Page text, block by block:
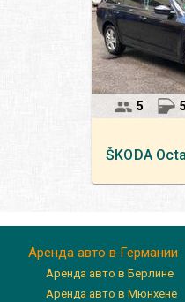
ŠKODA
5 5
Аренда авто в Германии
Аренда авто в Берлине
Аренда авто в Мюнхене